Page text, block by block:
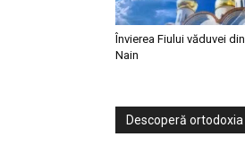
Învierea Fiului văduvei din
Nain
Descoperă ortodoxia